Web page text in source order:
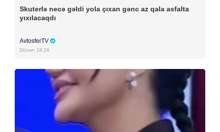
Skuterlə necə gəldi yola çıxan gənc az qala asfalta
yıxılacaqdı
AvtosferTV
Dünən 18:26